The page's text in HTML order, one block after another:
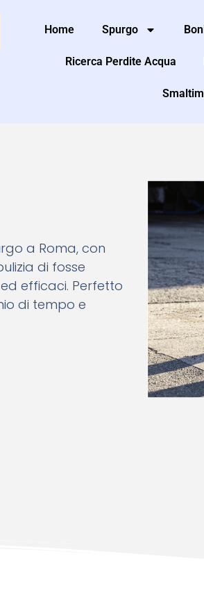
Home Spurgo
Ricerca Perdite Acqua
a Roma, con
di fosse
efficaci. Perfetto
di tempo e